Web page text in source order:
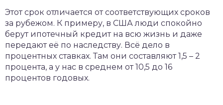
Этот срок отличается от соответствующих сроков
за рубежом. К примеру, в США люди спокойно
берут ипотечный кредит на всю жизнь и даже
передают её по наследству. Всё дело в
процентных ставках. Там они составляют 1,5 – 2
процента, а у нас в среднем от 10,5 до 16
процентов годовых.